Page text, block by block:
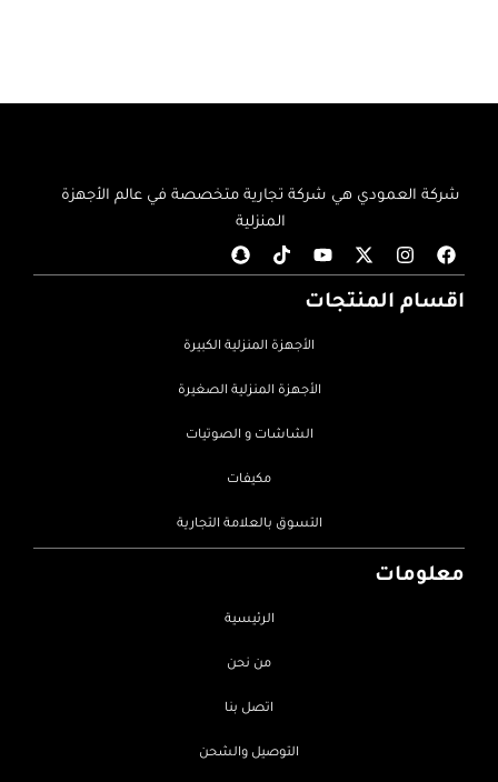
شركة العمودي هي شركة تجارية متخصصة في عالم الأجهزة
المنزلية
اقسام المنتجات
الأجهزة المنزلية الكبيرة
الأجهزة المنزلية الصغيرة
الشاشات و الصوتيات
مكيفات
التسوق بالعلامة التجارية
معلومات
الرئيسية
من نحن
اتصل بنا
التوصيل والشحن